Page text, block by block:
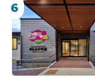
6